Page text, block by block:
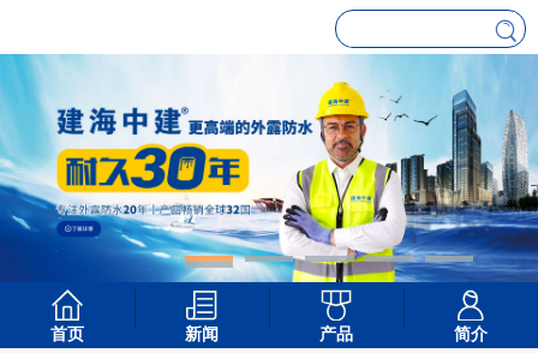
首页 新闻 产品 简介